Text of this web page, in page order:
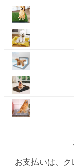
お支払いは、